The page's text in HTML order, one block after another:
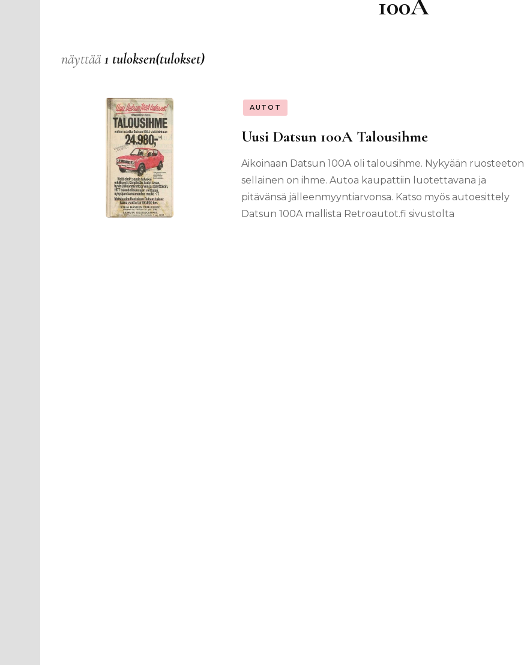
näyttää 1 tuloksen(tulokset)
AUTOT
Uusi Datsun 100A Talousihme
Aikoinaan Datsun 100A oli talousihme. Nykyään ruosteeton
sellainen on ihme. Autoa kaupattiin luotettavana ja
pitävänsä jälleenmyyntiarvonsa. Katso myös autoesittely
Datsun 100A mallista Retroautot.fi sivustolta